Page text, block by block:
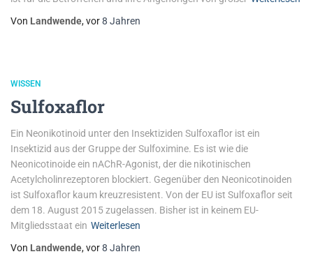
Von Landwende, vor8 Jahren
WISSEN
Sulfoxaflor
Ein Neonikotinoid unter den Insektiziden Sulfoxaflor ist ein
Insektizid aus der Gruppe der Sulfoximine. Es ist wie die
Neonicotinoide ein nAChR-Agonist, der die nikotinischen
Acetylcholinrezeptoren blockiert. Gegenüber den Neonicotinoiden
ist Sulfoxaflor kaum kreuzresistent. Von der EU ist Sulfoxaflor seit
dem 18. August 2015 zugelassen. Bisher ist in keinem EU-
Mitgliedsstaat ein Weiterlesen
Von Landwende, vor8 Jahren